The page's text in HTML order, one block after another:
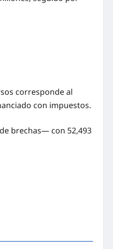
corresponde al
con impuestos.
brechas— con 52,493